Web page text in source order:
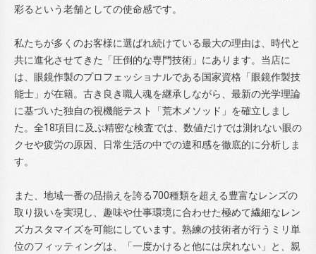
彩るという老舗としての使命感です。
私たちが多くのお客様に選ばれ続けている最大の理由は、時代と
共に進化させてきた「圧倒的な専門技術」にあります。当店に
は、眼鏡作製のプロフェッショナルである国家資格「眼鏡作製技
能士」が在籍。古き良き職人魂を継承しながら、最新の光学理論
に基づいた独自の視機能テスト「荒木メソッド」を確立しまし
た。全18項目に及ぶ精密な検査では、数値だけでは測れない眼の
クセや疲労の原因、日常生活の中での違和感を徹底的に分析しま
す。
また、地域一番の品揃えを誇る700種類を超える豊富なレンズの
取り扱いを実現し、趣味や仕事環境に合わせた極めて繊細なレン
ズカスタマイズを可能にしています。熟練の技術者が行うミリ単
位のフィッティングは、「一度かけると他には戻れない」と、親